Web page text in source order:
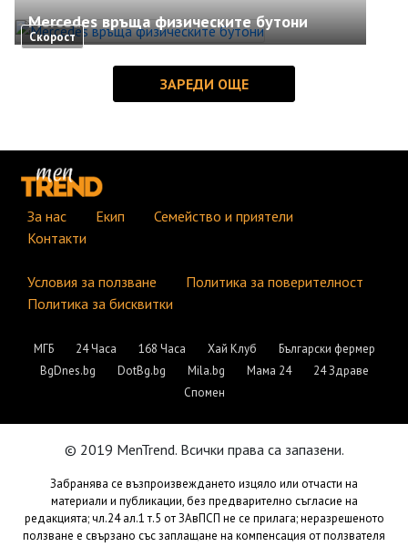
Скорост
Mercedes връща физическите бутони
За нас Екип
Семейство и приятели
Контакти
Условия за ползване
Политика за поверителност
Политика за бисквитки
МГБ 24 Часа 168 Часа Хай Клуб
Български фермер
BgDnes.bg
DotBg.bg Mila.bg Мама 24
24 Здраве
Спомен
© 2019 MenTrend. Всички права са запазени.
Забранява се възпроизвеждането изцяло или отчасти на
материали и публикации, без предварително съгласие на
редакцията; чл.24 ал.1 т.5 от ЗАвПСП не се прилага; неразрешеното
ползване е свързано със заплащане на компенсация от ползвателя